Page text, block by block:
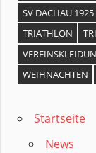
SV DACHAU 1925
TRIATHLON
WEIHNACHTEN
Startseite
News